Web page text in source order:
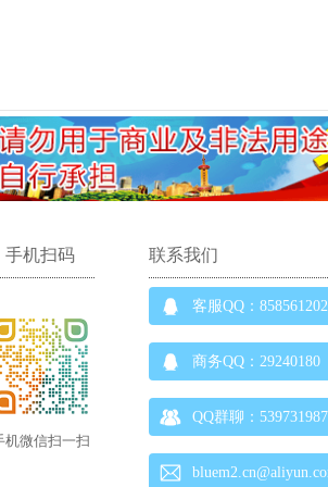
手机扫码
机微信扫一扫
联系我们
客服QQ：858561202
商务QQ：29240180
QQ群聊：539731987